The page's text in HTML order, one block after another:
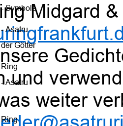
Midgard
und
weiter